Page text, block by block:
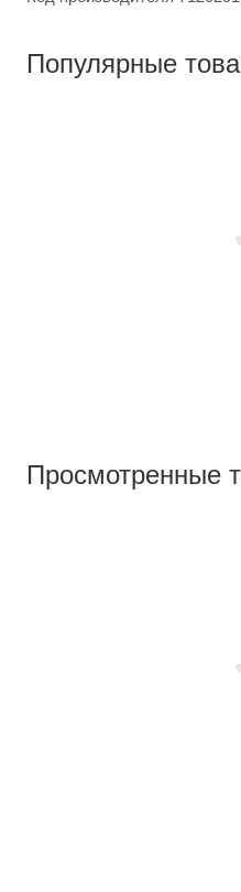
Популярные
Просмотренные